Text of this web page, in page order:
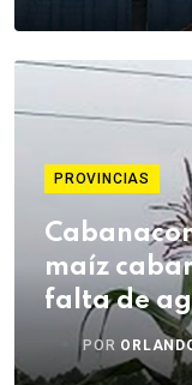
PROVINCIAS
maíz
falta de
POR